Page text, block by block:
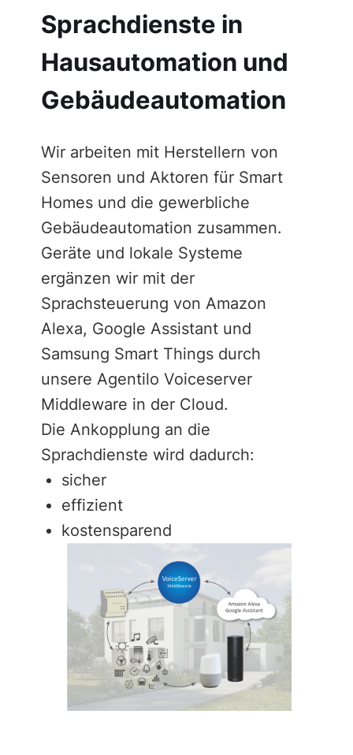
Sprachdienste in
Hausautomation und
Gebäudeautomation
Wir arbeiten mit Herstellern von
Sensoren und Aktoren für Smart
Homes und die gewerbliche
Gebäudeautomation zusammen.
Geräte und lokale Systeme
ergänzen wir mit der
Sprachsteuerung von Amazon
Alexa, Google Assistant und
Samsung Smart Things durch
unsere Agentilo Voiceserver
Middleware in der Cloud.
Die Ankopplung an die
Sprachdienste wird dadurch:
sicher
effizient
kostensparend